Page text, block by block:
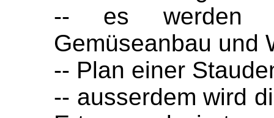
-- es werden
Gemüseanbau und
-- Plan einer
-- ausserdem wird